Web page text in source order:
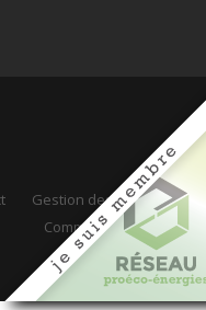
Gestion des cookies
Communauté Web